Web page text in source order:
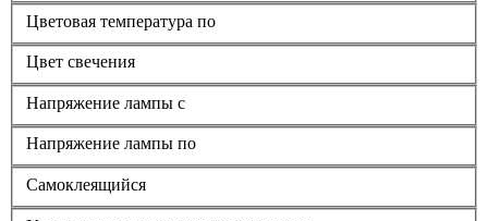
Цветовая температура по
Цвет свечения
Напряжение лампы с
Напряжение лампы по
Самоклеящийся